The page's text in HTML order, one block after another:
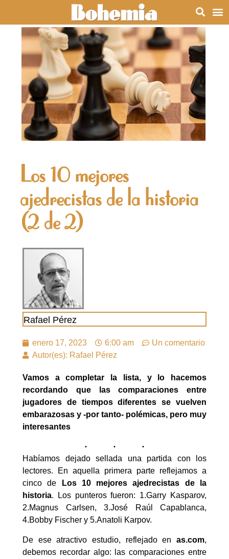
Los 10 mejores
ajedrecistas de la historia
(2 de 2)
Rafael Pérez
enero 17, 2023 6:00 am
Un comentario
Autor(es): Rafael Pérez
Vamos a completar la lista, y lo hacemos
recordando que las comparaciones entre
jugadores de tiempos diferentes se vuelven
embarazosas y -por tanto- polémicas, pero muy
interesantes
Habíamos dejado sellada una partida con los
lectores. En aquella primera parte reflejamos a
cinco de
Los 10 mejores ajedrecistas de la
historia. Los punteros fueron: 1.Garry Kasparov,
2.Magnus Carlsen, 3.José Raúl Capablanca,
4.Bobby Fischer y 5.Anatoli Karpov.
De ese atractivo estudio, reflejado en as.com,
debemos recordar algo: las comparaciones entre